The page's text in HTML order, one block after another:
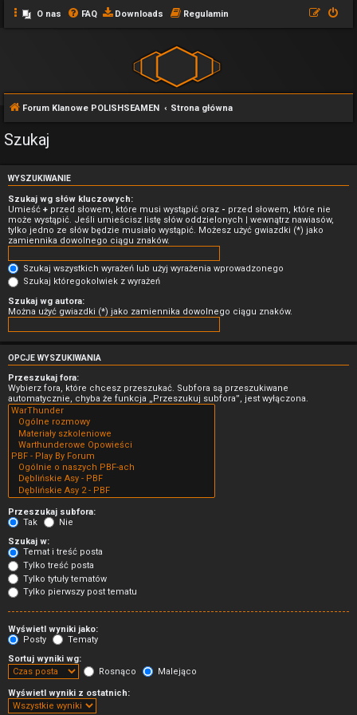
O nas FAQ Downloads Regulamin
Forum Klanowe POLISHSEAMEN Strona główna
Szukaj
WYSZUKIWANIE
Szukaj wg słów kluczowych:
Umieść + przed słowem, które musi wystąpić oraz - przed słowem, które nie
może wystąpić. Jeśli umieścisz listę słów oddzielonych | wewnątrz nawiasów,
tylko jedno ze słów będzie musiało wystąpić. Możesz użyć gwiazdki (*) jako
zamiennika dowolnego ciągu znaków.
Szukaj wszystkich wyrażeń lub użyj wyrażenia wprowadzonego
Szukaj któregokolwiek z wyrażeń
Szukaj wg autora:
Można użyć gwiazdki (*) jako zamiennika dowolnego ciągu znaków.
OPCJE WYSZUKIWANIA
Przeszukaj fora:
Wybierz fora, które chcesz przeszukać. Subfora są przeszukiwane
automatycznie, chyba że funkcja „Przeszukuj subfora”, jest wyłączona.
Przeszukaj subfora:
Tak
Nie
Szukaj w:
Temat i treść posta
Tylko treść posta
Tylko tytuły tematów
Tylko pierwszy post tematu
Wyświetl wyniki jako:
Posty
Tematy
Sortuj wyniki wg:
Rosnąco
Malejąco
Wyświetl wyniki z ostatnich: